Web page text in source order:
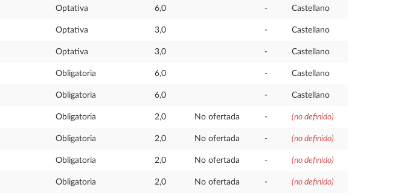
Optativa 6,0 - Castellano
Optativa 3,0 - Castellano
Optativa 3,0 - Castellano
Obligatoria 6,0 - Castellano
Obligatoria 6,0 - Castellano
Obligatoria 2,0 No ofertada - (no definido)
Obligatoria 2,0 No ofertada - (no definido)
Obligatoria 2,0 No ofertada - (no definido)
Obligatoria 2,0 No ofertada - (no definido)